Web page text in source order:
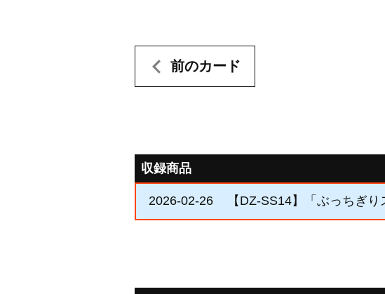
前のカード
収録商品
2026-02-26 【DZ-SS14】「ぶっちぎ